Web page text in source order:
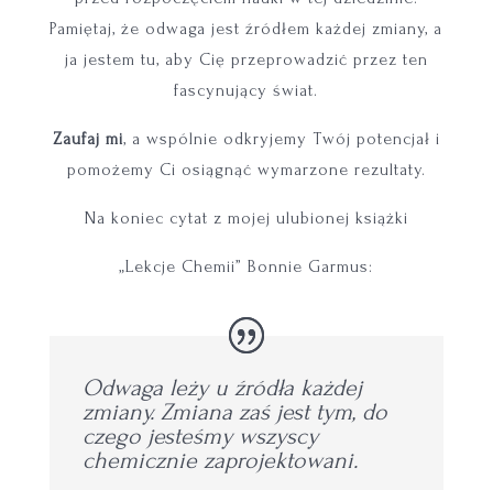
Pamiętaj, że odwaga jest źródłem każdej zmiany, a
ja jestem tu, aby Cię przeprowadzić przez ten
fascynujący świat.
Zaufaj mi, a wspólnie odkryjemy Twój potencjał i
pomożemy Ci osiągnąć wymarzone rezultaty.
Na koniec cytat z mojej ulubionej książki
„Lekcje Chemii” Bonnie Garmus:
Odwaga leży u źródła każdej
zmiany. Zmiana zaś jest tym, do
czego jesteśmy wszyscy
chemicznie zaprojektowani.